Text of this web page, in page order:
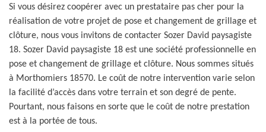
Si vous désirez coopérer avec un prestataire pas cher pour la
réalisation de votre projet de pose et changement de grillage et
clôture, nous vous invitons de contacter Sozer David paysagiste
18. Sozer David paysagiste 18 est une société professionnelle en
pose et changement de grillage et clôture. Nous sommes situés
à Morthomiers 18570. Le coût de notre intervention varie selon
la facilité d’accès dans votre terrain et son degré de pente.
Pourtant, nous faisons en sorte que le coût de notre prestation
est à la portée de tous.